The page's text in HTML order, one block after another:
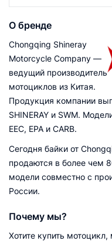
О бренде
Chongqing Shineray
Motorcycle Company —
ведущий производитель
мотоциклов из Китая.
Продукция компании
SHINERAY и SWM.
EEC, EPA и CARB.
Сегодня байки от
продаются в более чем
модели совместно с
России.
Почему мы?
Хотите купить